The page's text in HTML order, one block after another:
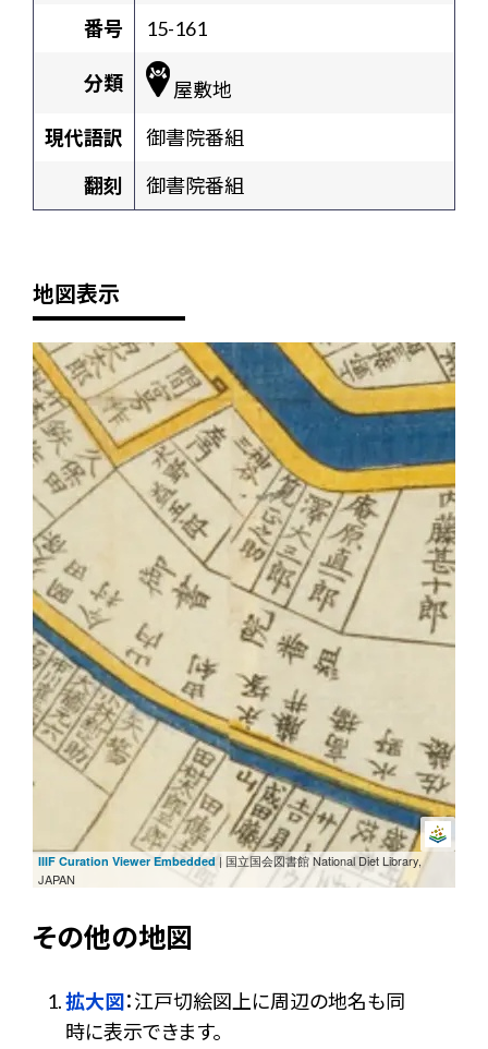
番号
15-161
分類
屋敷地
現代語訳
御書院番組
翻刻
御書院番組
地図表示
+
-
IIIF Curation Viewer Embedded| 国立国会図書館 National Diet Library,
JAPAN
その他の地図
拡大図：江戸切絵図上に周辺の地名も同
時に表示できます。